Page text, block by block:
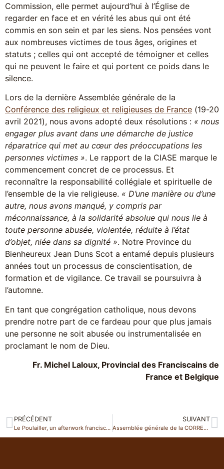
Commission, elle permet aujourd’hui à l’Église de
regarder en face et en vérité les abus qui ont été
commis en son sein et par les siens. Nos pensées vont
aux nombreuses victimes de tous âges, origines et
statuts ; celles qui ont accepté de témoigner et celles
qui ne peuvent le faire et qui portent ce poids dans le
silence.
Lors de la dernière Assemblée générale de la
Conférence des religieux et religieuses de France (19-20
avril 2021), nous avons adopté deux résolutions : « nous
engager plus avant dans une démarche de justice
réparatrice qui met au cœur des préoccupations les
personnes victimes ». Le rapport de la CIASE marque le
commencement concret de ce processus. Et
reconnaître la responsabilité collégiale et spirituelle de
l’ensemble de la vie religieuse. « D’une manière ou d’une
autre, nous avons manqué, y compris par
méconnaissance, à la solidarité absolue qui nous lie à
toute personne abusée, violentée, réduite à l’état
d’objet, niée dans sa dignité ». Notre Province du
Bienheureux Jean Duns Scot a entamé depuis plusieurs
années tout un processus de conscientisation, de
formation et de vigilance. Ce travail se poursuivra à
l’automne.
En tant que congrégation catholique, nous devons
prendre notre part de ce fardeau pour que plus jamais
une personne ne soit abusée ou instrumentalisée en
proclamant le nom de Dieu.
Fr. Michel Laloux, Provincial des Franciscains de
France et Belgique
PRÉCÉDENT
Le Poulailler, un afterwork franciscain à Paris
SUIVANT
Assemblée générale de la CORREF à Lourdes